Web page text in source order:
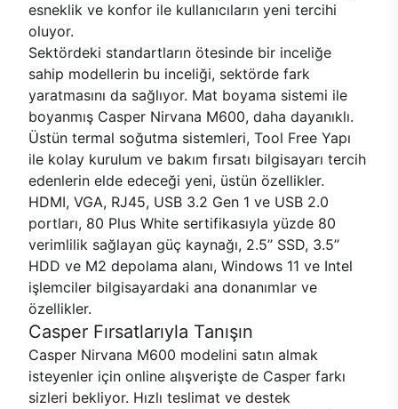
esneklik ve konfor ile kullanıcıların yeni tercihi
oluyor.
Sektördeki standartların ötesinde bir inceliğe
sahip modellerin bu inceliği, sektörde fark
yaratmasını da sağlıyor. Mat boyama sistemi ile
boyanmış Casper Nirvana M600, daha dayanıklı.
Üstün termal soğutma sistemleri, Tool Free Yapı
ile kolay kurulum ve bakım fırsatı bilgisayarı tercih
edenlerin elde edeceği yeni, üstün özellikler.
HDMI, VGA, RJ45, USB 3.2 Gen 1 ve USB 2.0
portları, 80 Plus White sertifikasıyla yüzde 80
verimlilik sağlayan güç kaynağı, 2.5’’ SSD, 3.5’’
HDD ve M2 depolama alanı, Windows 11 ve Intel
işlemciler bilgisayardaki ana donanımlar ve
özellikler.
Casper Fırsatlarıyla Tanışın
Casper Nirvana M600 modelini satın almak
isteyenler için online alışverişte de Casper farkı
sizleri bekliyor. Hızlı teslimat ve destek